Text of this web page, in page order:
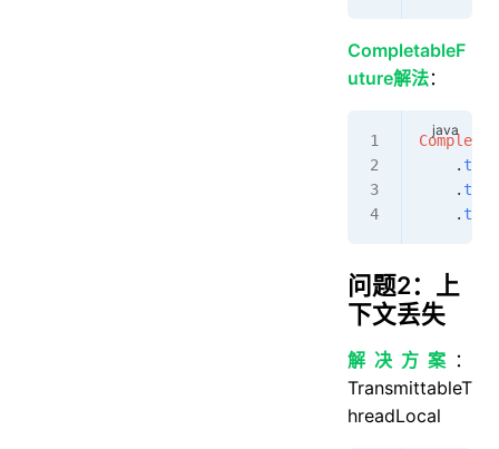
CompletableF
uture解法：
    .
    .
    .
问题2：上
下文丢失
解决方案 ：
TransmittableT
hreadLocal